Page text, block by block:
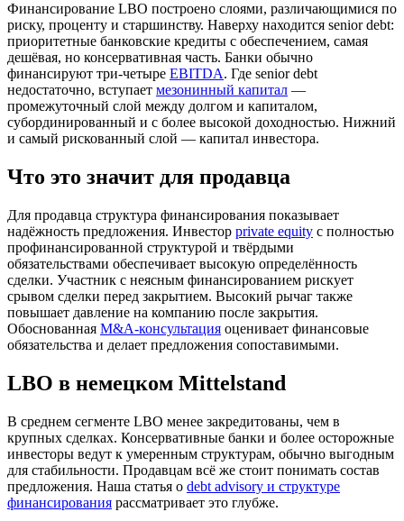
Финансирование LBO построено слоями, различающимися по
риску, проценту и старшинству. Наверху находится senior debt:
приоритетные банковские кредиты с обеспечением, самая
дешёвая, но консервативная часть. Банки обычно
финансируют три-четыре EBITDA. Где senior debt
недостаточно, вступает мезонинный капитал —
промежуточный слой между долгом и капиталом,
субординированный и с более высокой доходностью. Нижний
и самый рискованный слой — капитал инвестора.
Что это значит для продавца
Для продавца структура финансирования показывает
надёжность предложения. Инвестор private equity с полностью
профинансированной структурой и твёрдыми
обязательствами обеспечивает высокую определённость
сделки. Участник с неясным финансированием рискует
срывом сделки перед закрытием. Высокий рычаг также
повышает давление на компанию после закрытия.
Обоснованная M&A-консультация оценивает финансовые
обязательства и делает предложения сопоставимыми.
LBO в немецком Mittelstand
В среднем сегменте LBO менее закредитованы, чем в
крупных сделках. Консервативные банки и более осторожные
инвесторы ведут к умеренным структурам, обычно выгодным
для стабильности. Продавцам всё же стоит понимать состав
предложения. Наша статья о debt advisory и структуре
финансирования рассматривает это глубже.